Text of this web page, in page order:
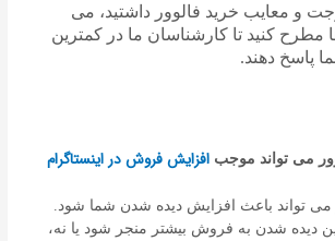
و معایب خرید فالوور داشتید، می
مطرح کنید تا کارشناسان ما در کمترین
پاسخ دهند.
می تواند موجبافزایش فروش در اینستاگرام
می تواند باعث افزایش دیده شدن شما شود.
دیده شدن به فروش بیشتر منجر شود یا نه،